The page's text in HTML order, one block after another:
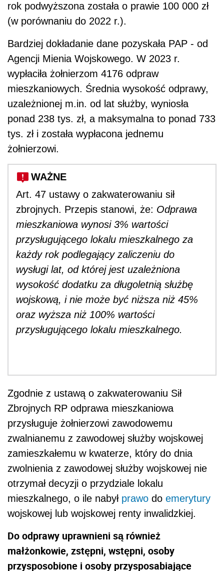
rok podwyższona została o prawie 100 000 zł
(w porównaniu do 2022 r.).
Bardziej dokładanie dane pozyskała PAP - od
Agencji Mienia Wojskowego. W 2023 r.
wypłaciła żołnierzom 4176 odpraw
mieszkaniowych. Średnia wysokość odprawy,
uzależnionej m.in. od lat służby, wyniosła
ponad 238 tys. zł, a maksymalna to ponad 733
tys. zł i została wypłacona jednemu
żołnierzowi.
WAŻNE
Art. 47 ustawy o zakwaterowaniu sił
zbrojnych. Przepis stanowi, że: Odprawa
mieszkaniowa wynosi 3% wartości
przysługującego lokalu mieszkalnego za
każdy rok podlegający zaliczeniu do
wysługi lat, od której jest uzależniona
wysokość dodatku za długoletnią służbę
wojskową, i nie może być niższa niż 45%
oraz wyższa niż 100% wartości
przysługującego lokalu mieszkalnego.
Zgodnie z ustawą o zakwaterowaniu Sił
Zbrojnych RP odprawa mieszkaniowa
przysługuje żołnierzowi zawodowemu
zwalnianemu z zawodowej służby wojskowej
zamieszkałemu w kwaterze, który do dnia
zwolnienia z zawodowej służby wojskowej nie
otrzymał decyzji o przydziale lokalu
mieszkalnego, o ile nabył prawo do emerytury
wojskowej lub wojskowej renty inwalidzkiej.
Do odprawy uprawnieni są również
małżonkowie, zstępni, wstępni, osoby
przysposobione i osoby przysposabiające